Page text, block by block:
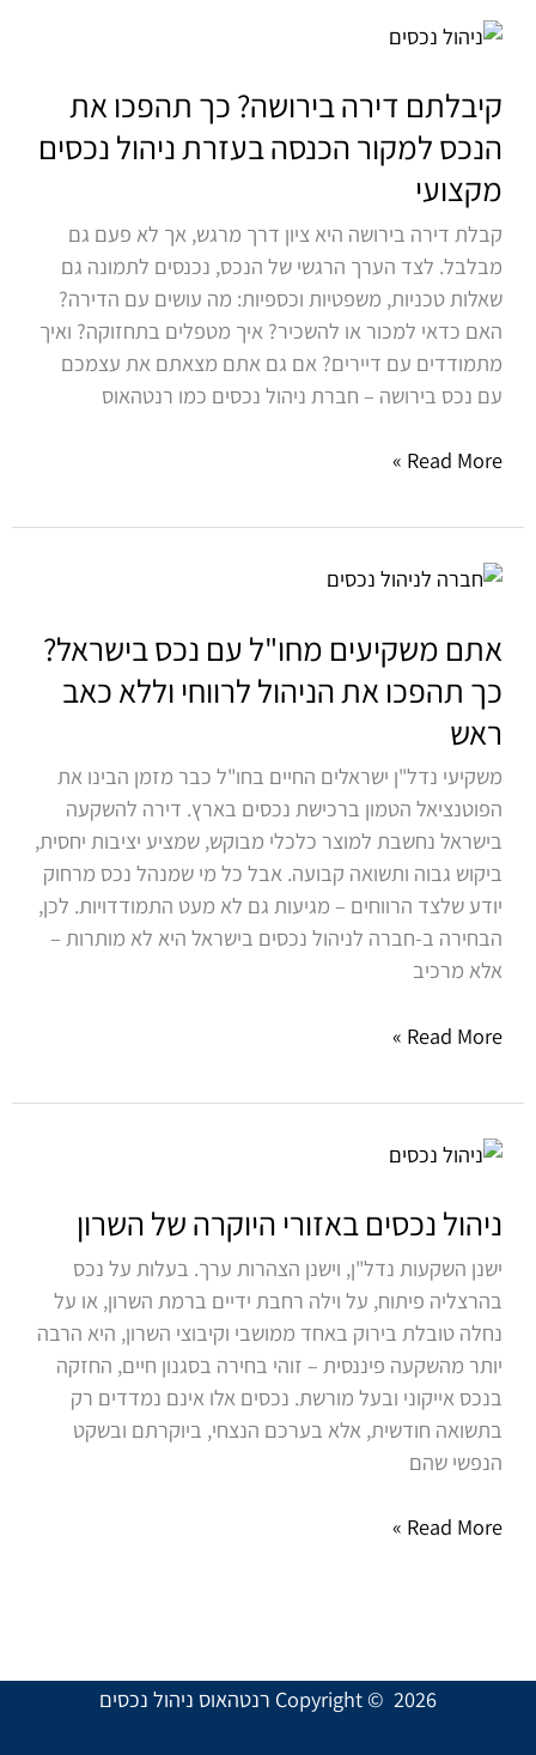
קיבלתם דירה בירושה? כך תהפכו את
הנכס למקור הכנסה בעזרת ניהול נכסים
מקצועי
קבלת דירה בירושה היא ציון דרך מרגש, אך לא פעם גם
מבלבל. לצד הערך הרגשי של הנכס, נכנסים לתמונה גם
שאלות טכניות, משפטיות וכספיות: מה עושים עם הדירה?
האם כדאי למכור או להשכיר? איך מטפלים בתחזוקה? ואיך
מתמודדים עם דיירים? אם גם אתם מצאתם את עצמכם
עם נכס בירושה – חברת ניהול נכסים כמו רנטהאוס
קיבלתם
בירושה?
כך
תהפכו
את
הנכס
למקור
הכנסה
בעזרת
ניהול
נכסים
Read More »
אתם משקיעים מחו"ל עם נכס בישראל?
כך תהפכו את הניהול לרווחי וללא כאב
ראש
משקיעי נדל"ן ישראלים החיים בחו"ל כבר מזמן הבינו את
הפוטנציאל הטמון ברכישת נכסים בארץ. דירה להשקעה
בישראל נחשבת למוצר כלכלי מבוקש, שמציע יציבות יחסית,
ביקוש גבוה ותשואה קבועה. אבל כל מי שמנהל נכס מרחוק
יודע שלצד הרווחים – מגיעות גם לא מעט התמודדויות. לכן,
הבחירה ב-חברה לניהול נכסים בישראל היא לא מותרות –
אלא מרכיב
אתם
מחו"ל
נכס
בישראל?
כך
תהפכו
את
הניהול
לרווחי
וללא
כאב
Read More »
ניהול נכסים באזורי היוקרה של השרון
ישנן השקעות נדל"ן, וישנן הצהרות ערך. בעלות על נכס
בהרצליה פיתוח, על וילה רחבת ידיים ברמת השרון, או על
נחלה טובלת בירוק באחד ממושבי וקיבוצי השרון, היא הרבה
יותר מהשקעה פיננסית – זוהי בחירה בסגנון חיים, החזקה
בנכס אייקוני ובעל מורשת. נכסים אלו אינם נמדדים רק
בתשואה חודשית, אלא בערכם הנצחי, ביוקרתם ובשקט
הנפשי שהם
ניהול
באזורי
של
השרון
Read More »
Copyright © 2026 רנטהאוס ניהול נכסים